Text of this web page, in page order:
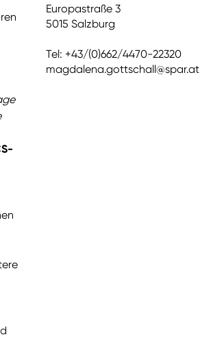
Europastraße 3
5015 Salzburg
Tel: +43/(0)662/4470-22320
magdalena.gottschall@spar.at